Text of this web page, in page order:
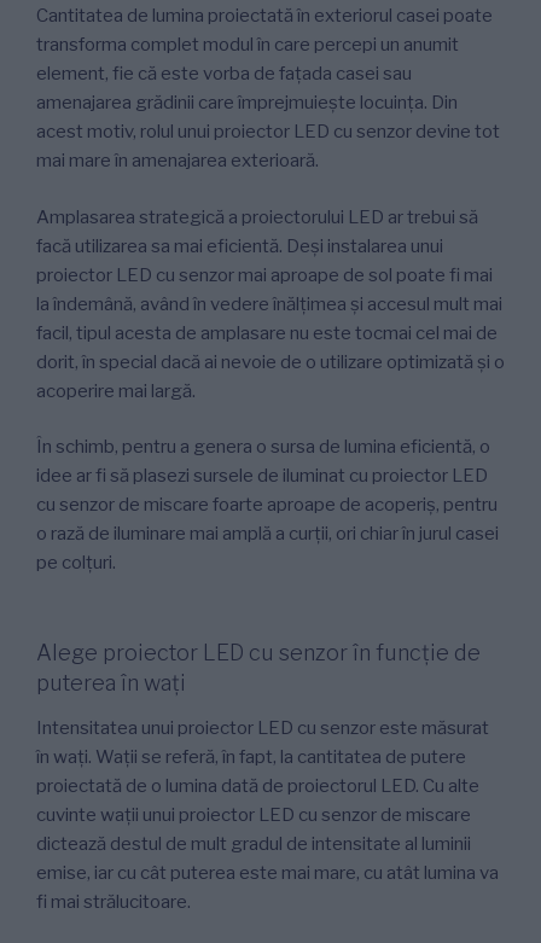
Cantitatea de lumina proiectată în exteriorul casei poate
transforma complet modul în care percepi un anumit
element, fie că este vorba de fațada casei sau
amenajarea grădinii care împrejmuiește locuința. Din
acest motiv, rolul unui proiector LED cu senzor devine tot
mai mare în amenajarea exterioară.
Amplasarea strategică a proiectorului LED ar trebui să
facă utilizarea sa mai eficientă. Deși instalarea unui
proiector LED cu senzor mai aproape de sol poate fi mai
la îndemână, având în vedere înălțimea și accesul mult mai
facil, tipul acesta de amplasare nu este tocmai cel mai de
dorit, în special dacă ai nevoie de o utilizare optimizată și o
acoperire mai largă.
În schimb, pentru a genera o sursa de lumina eficientă, o
idee ar fi să plasezi sursele de iluminat cu proiector LED
cu senzor de miscare foarte aproape de acoperiș, pentru
o rază de iluminare mai amplă a curții, ori chiar în jurul casei
pe colțuri.
Alege proiector LED cu senzor în funcție de
puterea în wați
Intensitatea unui proiector LED cu senzor este măsurat
în wați. Wații se referă, în fapt, la cantitatea de putere
proiectată de o lumina dată de proiectorul LED. Cu alte
cuvinte wații unui proiector LED cu senzor de miscare
dictează destul de mult gradul de intensitate al luminii
emise, iar cu cât puterea este mai mare, cu atât lumina va
fi mai strălucitoare.